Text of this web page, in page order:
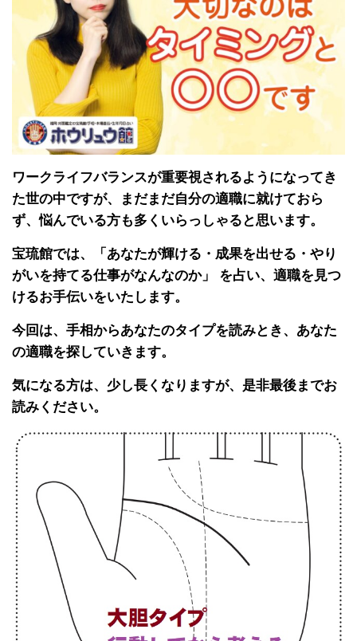
ワークライフバランスが重要視されるようになってき
た世の中ですが、まだまだ自分の適職に就けておら
ず、悩んでいる方も多くいらっしゃると思います。
宝琉館では、「あなたが輝ける・成果を出せる・やり
がいを持てる仕事がなんなのか」 を占い、適職を見つ
けるお手伝いをいたします。
今回は、手相からあなたのタイプを読みとき、あなた
の適職を探していきます。
気になる方は、少し長くなりますが、是非最後までお
読みください。